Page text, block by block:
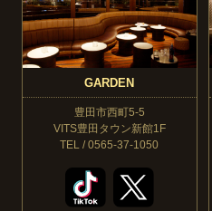
GARDEN
豊田市西町5-5
VITS豊田タウン新館1F
TEL / 0565-37-1050